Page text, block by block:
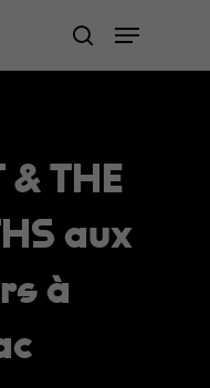
search
Menu
& THE
aux
à
Close